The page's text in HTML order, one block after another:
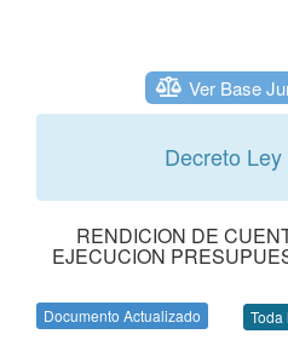
Ver Base
Decreto Ley
RENDICION DE
EJECUCION
Documento Actualizado Toda